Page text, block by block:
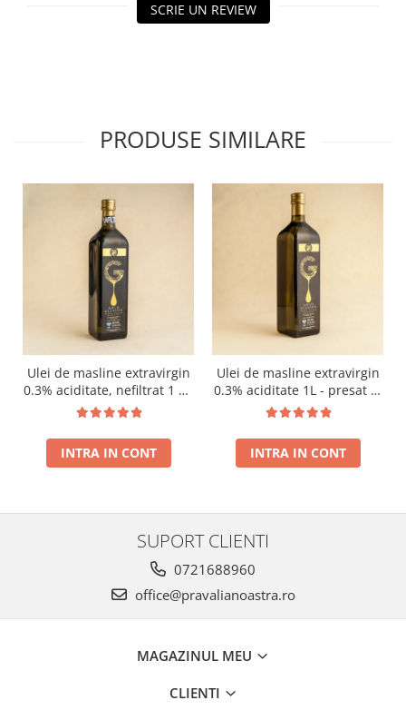
SCRIE UN REVIEW
PRODUSE SIMILARE
Ulei de masline extravirgin
0.3% aciditate, nefiltrat 1 L -
presat la rece RECOLTA
INTRA IN CONT
Ulei de masline extravirgin
0.3% aciditate 1L - presat la
rece RECOLTA NOUA
INTRA IN CONT
SUPORT CLIENTI
0721688960
office@pravalianoastra.ro
MAGAZINUL MEU
CLIENTI